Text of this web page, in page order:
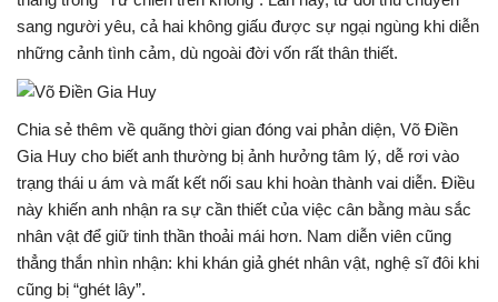
sang người yêu, cả hai không giấu được sự ngại ngùng khi diễn
những cảnh tình cảm, dù ngoài đời vốn rất thân thiết.
Chia sẻ thêm về quãng thời gian đóng vai phản diện, Võ Điền
Gia Huy cho biết anh thường bị ảnh hưởng tâm lý, dễ rơi vào
trạng thái u ám và mất kết nối sau khi hoàn thành vai diễn. Điều
này khiến anh nhận ra sự cần thiết của việc cân bằng màu sắc
nhân vật để giữ tinh thần thoải mái hơn. Nam diễn viên cũng
thẳng thắn nhìn nhận: khi khán giả ghét nhân vật, nghệ sĩ đôi khi
cũng bị “ghét lây”.